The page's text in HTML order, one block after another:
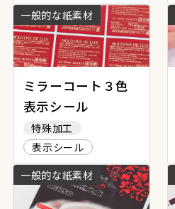
一般的な紙素材
ミラーコート３色
表示シール
特殊加工
表示シール
一般的な紙素材